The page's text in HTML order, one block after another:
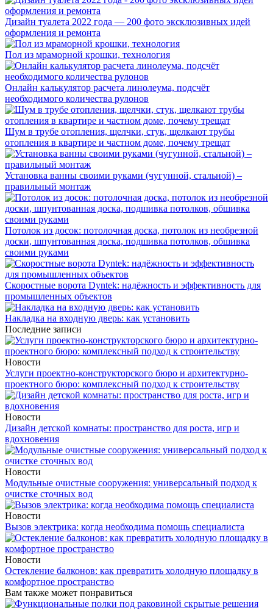
Дизайн туалета 2022 года — 200 фото эксклюзивных идей
оформления и ремонта
Пол из мраморной крошки, технология
Онлайн калькулятор расчета линолеума, подсчёт
необходимого количества рулонов
Шум в трубе отопления, щелчки, стук, щелкают трубы
отопления в квартире и частном доме, почему трещат
Установка ванны своими руками (чугунной, стальной) –
правильный монтаж
Потолок из досок: потолочная доска, потолок из необрезной
доски, шпунтованная доска, подшивка потолков, обшивка
своими руками
Скоростные ворота Dyntek: надёжность и эффективность для
промышленных объектов
Накладка на входную дверь: как установить
Последние записи
Новости
Услуги проектно-конструкторского бюро и архитектурно-
проектного бюро: комплексный подход к строительству
Новости
Дизайн детской комнаты: пространство для роста, игр и
вдохновения
Новости
Модульные очистные сооружения: универсальный подход к
очистке сточных вод
Новости
Вызов электрика: когда необходима помощь специалиста
Новости
Остекление балконов: как превратить холодную площадку в
комфортное пространство
Вам также может понравиться